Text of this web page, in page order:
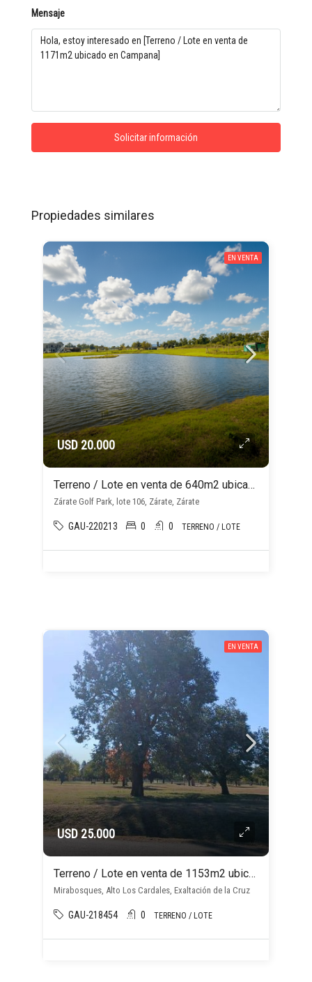
Mensaje
Solicitar información
Propiedades similares
EN VENTA
USD 20.000
Terreno / Lote en venta de 640m2 ubicado en Zárate
Zárate Golf Park, lote 106, Zárate, Zárate
GAU-220213 0 0 TERRENO / LOTE
EN VENTA
USD 25.000
Terreno / Lote en venta de 1153m2 ubicado en Alto los Cardales
Mirabosques, Alto Los Cardales, Exaltación de la Cruz
GAU-218454 0 TERRENO / LOTE